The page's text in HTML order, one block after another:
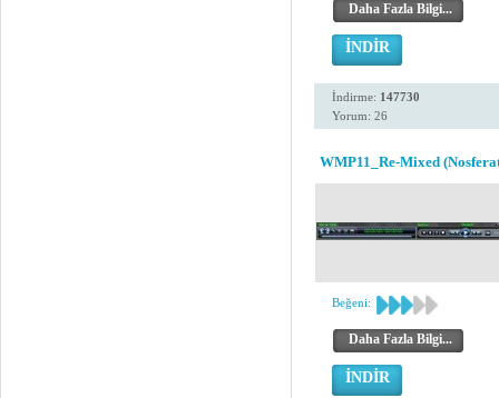
Daha Fazla Bilgi...
İNDİR
İndirme: 147730
Yorum: 26
WMP11_Re-Mixed
Beğeni:
Daha Fazla Bilgi...
İNDİR